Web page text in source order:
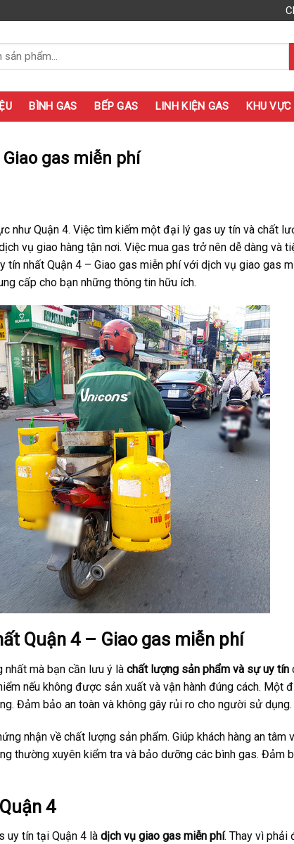
BÌNH GAS BẾP GAS LINH KIỆN GAS KHU
gas miễn phí
như Quận 4. Việc tìm kiếm một đại lý gas uy tín và chất
vụ giao hàng tận nơi. Việc mua gas trở nên dễ dàng và
nhất Quận 4 – Giao gas miễn phí với dịch vụ giao gas
cấp cho bạn những thông tin hữu ích.
Quận 4 – Giao gas miễn phí
nhất mà bạn cần lưu ý là chất lượng sản phẩm và sự uy tín
nếu không được sản xuất và vận hành đúng cách. Một
Đảm bảo an toàn và không gây rủi ro cho người sử dụng.
nhận về chất lượng sản phẩm. Giúp khách hàng an tâm
thường xuyên kiểm tra và bảo dưỡng các bình gas. Đảm
4
uy tín tại Quận 4 là dịch vụ giao gas miễn phí. Thay vì phải